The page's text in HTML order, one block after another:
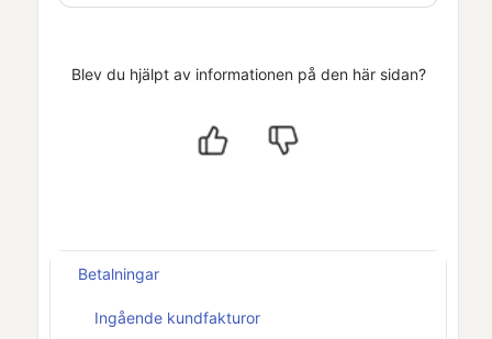
Blev du hjälpt av informationen på den här sidan?
Betalningar
Ingående kundfakturor